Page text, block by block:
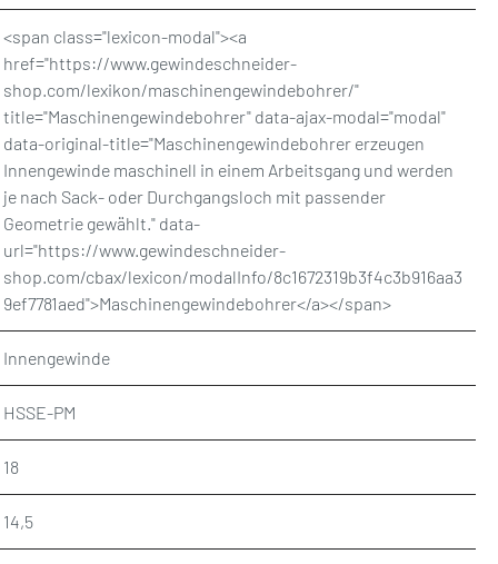
<span class="lexicon-modal"><a
href="https://www.gewindeschneider-
shop.com/lexikon/maschinengewindebohrer/"
title="Maschinengewindebohrer" data-ajax-modal="modal"
data-original-title="Maschinengewindebohrer erzeugen
Innengewinde maschinell in einem Arbeitsgang und werden
je nach Sack- oder Durchgangsloch mit passender
Geometrie gewählt." data-
url="https://www.gewindeschneider-
shop.com/cbax/lexicon/modalInfo/8c1672319b3f4c3b916aa3
9ef7781aed">Maschinengewindebohrer</a></span>
Innengewinde
HSSE-PM
18
14,5